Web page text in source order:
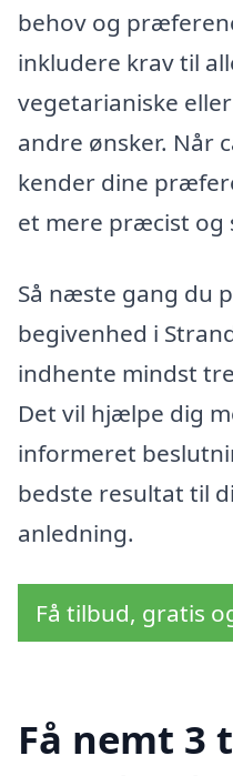
behov og
inkludere krav til
vegetarianiske
andre ønsker. Når
kender dine
et mere præcist
Så næste gang du
begivenhed i
indhente mindst
Det vil hjælpe dig
informeret
bedste resultat til
anledning.
Få tilbud, gratis
Få nemt 3